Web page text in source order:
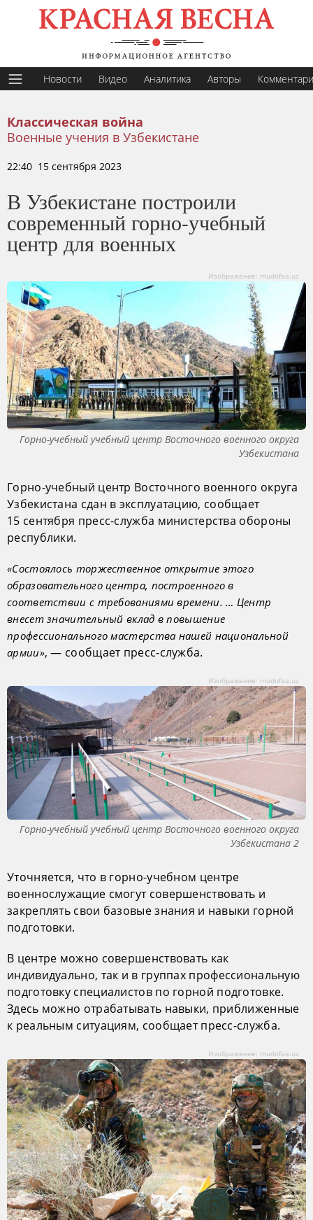
Новости Видео Аналитика Авторы
Классическая война
Военные учения в Узбекистане
22:40 15 сентября 2023
В Узбекистане построили
современный горно-учебный
центр для военных
Изображение: mudofaa.uz
Горно-учебный учебный центр Восточного военного округа
Узбекистана
Горно-учебный центр Восточного военного округа
Узбекистана сдан в эксплуатацию, сообщает
15 сентября пресс-служба министерства обороны
республики.
«Состоялось торжественное открытие этого
образовательного центра, построенного в
соответствии с требованиями времени. … Центр
внесет значительный вклад в повышение
профессионального мастерства нашей национальной
армии», — сообщает пресс-служба.
Изображение: mudofaa.uz
Горно-учебный учебный центр Восточного военного округа
Узбекистана 2
Уточняется, что в горно-учебном центре
военнослужащие смогут совершенствовать и
закреплять свои базовые знания и навыки горной
подготовки.
В центре можно совершенствовать как
индивидуально, так и в группах профессиональную
подготовку специалистов по горной подготовке.
Здесь можно отрабатывать навыки, приближенные
к реальным ситуациям, сообщает пресс-служба.
Изображение: mudofaa.uz